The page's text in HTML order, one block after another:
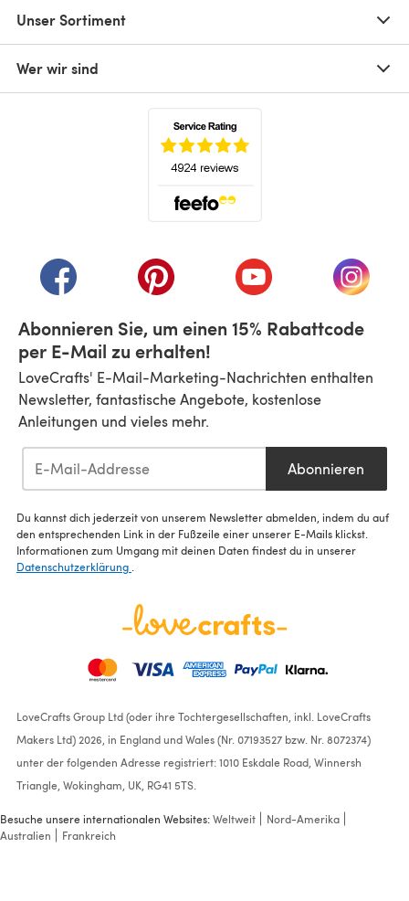
Unser Sortiment
Wer wir sind
(öffnet sich in einem neuen Tab)
(öffnet sich in einem neuen Tab)
(öffnet sich in einem
(öffnet
Abonnieren Sie, um einen 15% Rabattcode
per E-Mail zu erhalten!
LoveCrafts' E-Mail-Marketing-Nachrichten enthalten
Newsletter, fantastische Angebote, kostenlose
Anleitungen und vieles mehr.
Abonnieren
Du kannst dich jederzeit von unserem Newsletter abmelden, indem du auf
den entsprechenden Link in der Fußzeile einer unserer E-Mails klickst.
Informationen zum Umgang mit deinen Daten findest du in unserer
Datenschutzerklärung .
LoveCrafts Group Ltd (oder ihre Tochtergesellschaften, inkl. LoveCrafts
Makers Ltd) 2026, in England und Wales (Nr. 07193527 bzw. Nr. 8072374)
unter der folgenden Adresse registriert: 1010 Eskdale Road, Winnersh
Triangle, Wokingham, UK, RG41 5TS.
Besuche unsere internationalen Websites:Weltweit
Nord-Amerika
Australien
Frankreich